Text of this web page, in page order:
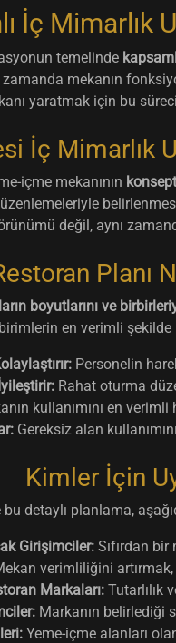
İç Mimarlık
temelinde
zamanda mekanın
yaratmak için bu
İç Mimarlık
içme mekanının
değil, aynı
Planı
boyutlarını ve
en verimli şekilde
Personelin
Rahat oturma
kullanımını en
Gereksiz alan
Kimler İçin
detaylı planlama,
Girişimciler: Sıfırdan
verimliliğini
Markaları:Tutarlılık
Markanın belirlediği
Yeme-içme alanları